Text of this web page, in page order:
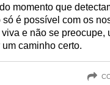
momento que
é possível com os
e não se preocupe,
caminho certo.